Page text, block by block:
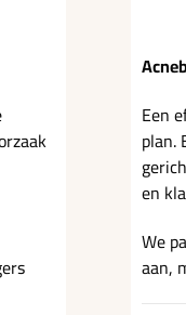
Een
plan.
en
We
aan,